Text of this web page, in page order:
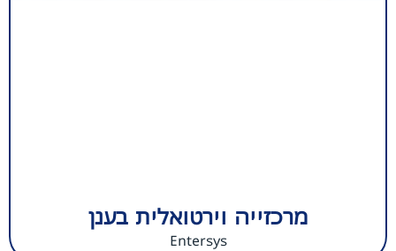
מרכזייה וירטואלית בענן
Entersys